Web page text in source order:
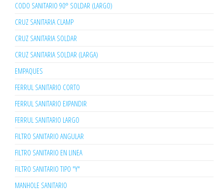
CODO SANITARIO 90° SOLDAR (LARGO)
CRUZ SANITARIA CLAMP
CRUZ SANITARIA SOLDAR
CRUZ SANITARIA SOLDAR (LARGA)
EMPAQUES
FERRUL SANITARIO CORTO
FERRUL SANITARIO EXPANDIR
FERRUL SANITARIO LARGO
FILTRO SANITARIO ANGULAR
FILTRO SANITARIO EN LINEA
FILTRO SANITARIO TIPO "Y"
MANHOLE SANITARIO